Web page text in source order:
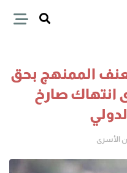
الممنهج بحق
انتهاك صارخ
الأسرى